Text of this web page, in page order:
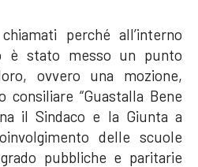
perché all’interno
è stato messo un punto
ovvero una mozione,
consiliare “Guastalla Bene
il Sindaco e la Giunta a
delle scuole
pubbliche e paritarie